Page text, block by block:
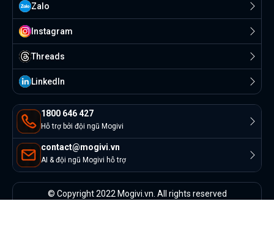
1800 646 427
Hỗ trợ bởi đội ngũ Mogivi
contact@mogivi.vn
AI & đội ngũ Mogivi hỗ trợ
Zalo
Instagram
Threads
Linkedln
© Copyright 2022 Mogivi.vn. All rights reserved